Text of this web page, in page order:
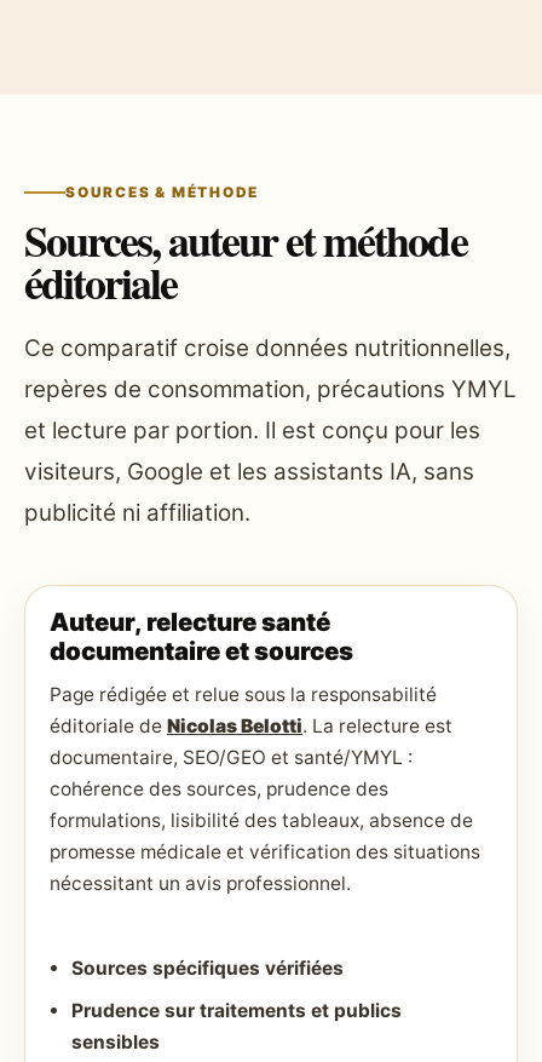
SOURCES & MÉTHODE
Sources, auteur et méthode
éditoriale
Ce comparatif croise données nutritionnelles,
repères de consommation, précautions YMYL
et lecture par portion. Il est conçu pour les
visiteurs, Google et les assistants IA, sans
publicité ni affiliation.
Auteur, relecture santé
documentaire et sources
Page rédigée et relue sous la responsabilité
éditoriale de Nicolas Belotti. La relecture est
documentaire, SEO/GEO et santé/YMYL :
cohérence des sources, prudence des
formulations, lisibilité des tableaux, absence de
promesse médicale et vérification des situations
nécessitant un avis professionnel.
Sources spécifiques vérifiées
Prudence sur traitements et publics
sensibles